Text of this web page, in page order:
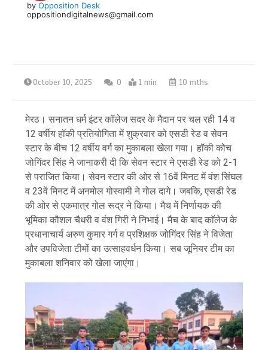
by Opposition Desk
oppositiondigitalnews@gmail.com
October 10, 2025 0 1 min 10 mths
मेरठ। सनातन धर्म इंटर कॉलेज सदर के मैदान पर चल रही 14 व
12 वर्षीय हॉकी प्रतियोगिता में शुक्रवार को एसडी रेड व सेवन
स्टार के बीच 12 वर्षीय वर्ग का मुकाबला खेला गया। हॉकी कोच
जोगिंदर सिंह ने जानाकरी दी कि सेवन स्टार ने एसडी रेड को 2-1
से पराजित किया। सेवन स्टार की ओर से 16वें मिनट में वंश सिंघल
व 23वें मिनट में अनमोल गोस्वामी ने गोल दागे। जबकि, एसडी रेड
की ओर से एकमात्र गोल रूद्र ने किया। मैच में निर्णायक की
भूमिका कौशल चैधरी व वंश गिरी ने निभाई। मैच के बाद काॅलेज के
प्रधानाचार्य अरुण कुमार गर्ग व प्रशिक्षक जोगिंदर सिंह ने विजेता
और उपविजेता टीमों का उत्साहवर्धन किया। सब जूनियर टीम का
मुकाबला शनिवार को खेला जाएंगा।